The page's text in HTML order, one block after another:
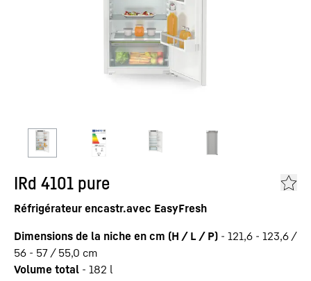
IRd 4101 pure
Réfrigérateur encastr.avec EasyFresh
Dimensions de la niche en cm (H / L / P) - 121,6 - 123,6 /
56 - 57 / 55,0 cm
Volume total - 182 l